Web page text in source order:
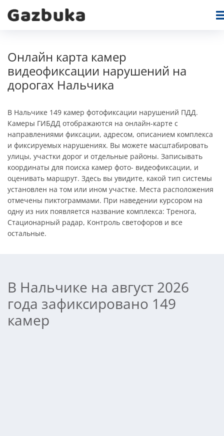
Онлайн карта камер
видеофиксации нарушений на
дорогах Нальчика
В Нальчике 149 камер фотофиксации нарушений ПДД.
Камеры ГИБДД отображаются на онлайн-карте c
направлениями фиксации, адресом, описанием комплекса
и фиксируемых нарушениях. Вы можете масштабировать
улицы, участки дорог и отдельные районы. Записывать
координаты для поиска камер фото- видеофиксации, и
оценивать маршрут. Здесь вы увидите, какой тип системы
установлен на том или ином участке. Места расположения
отмечены пиктограммами. При наведении курсором на
одну из них появляется название комплекса: Тренога,
Стационарный радар, Контроль светофоров и все
остальные.
В Нальчике на август 2026
года зафиксировано 149
камер